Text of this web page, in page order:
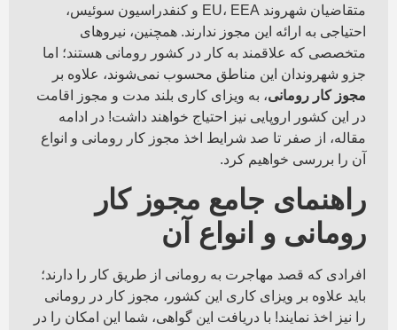
متقاضیان شهروند EU، EEA و کنفدراسیون سوئیس،
احتیاجی به ارائه این مجوز ندارند. همچنین، نیروهای
متخصصی که علاقمند به کار در کشور رومانی هستند؛ اما
جزو شهروندان این مناطق محسوب نمی‌شوند، علاوه بر
مجوز کار رومانی، به ویزای کاری بلند مدت و مجوز اقامت
در این کشور اروپایی نیز احتیاج خواهند داشت! در ادامه
مقاله، از صفر تا صد شرایط اخذ مجوز کار رومانی و انواع
آن را بررسی خواهیم کرد.
راهنمای جامع مجوز کار
رومانی و انواع آن
افرادی که قصد مهاجرت به رومانی از طریق کار را دارند؛
باید علاوه بر ویزای کاری این کشور، مجوز کار در رومانی
را نیز اخذ نمایند! با دریافت این گواهی، شما این امکان را در